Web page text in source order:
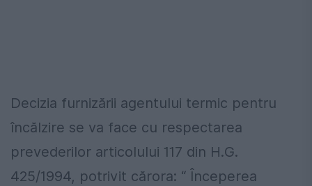
Decizia furnizării agentului termic pentru
încălzire se va face cu respectarea
prevederilor articolului 117 din H.G.
425/1994, potrivit cărora: “ Începerea